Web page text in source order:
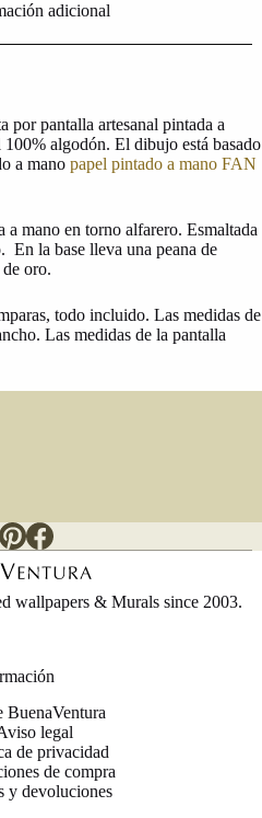
adicional
por pantalla artesanal pintada a
100% algodón. El dibujo está basado
a mano papel pintado a mano FAN
a mano en torno alfarero. Esmaltada
En la base lleva una peana de
oro.
todo incluido. Las medidas de
Las medidas de la pantalla
wallpapers & Murals since 2003.
BuenaVentura
legal
de privacidad
de compra
y devoluciones